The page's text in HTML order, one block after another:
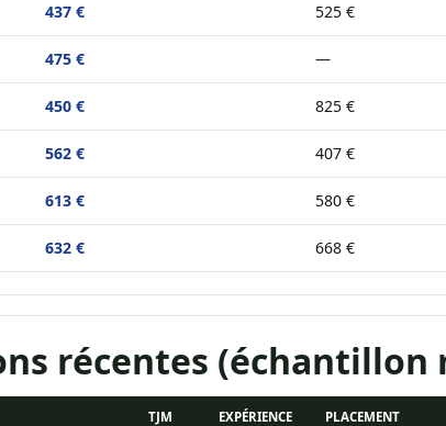
437 € 525 €
475 € —
450 € 825 €
562 € 407 €
613 € 580 €
632 € 668 €
récentes (échantillon
TJM EXPÉRIENCE PLACEMENT